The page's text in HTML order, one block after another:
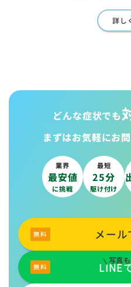
詳し
どんな症状でも
まずはお気軽にお
業界
最安値
に挑戦
最短
25分
駆け付け
メー
写真
LINE